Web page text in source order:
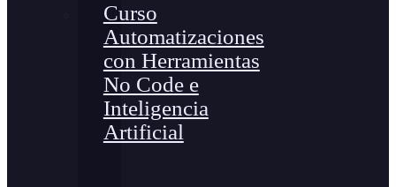
Curso
Automatizaciones
con Herramientas
No Code e
Inteligencia
Artificial